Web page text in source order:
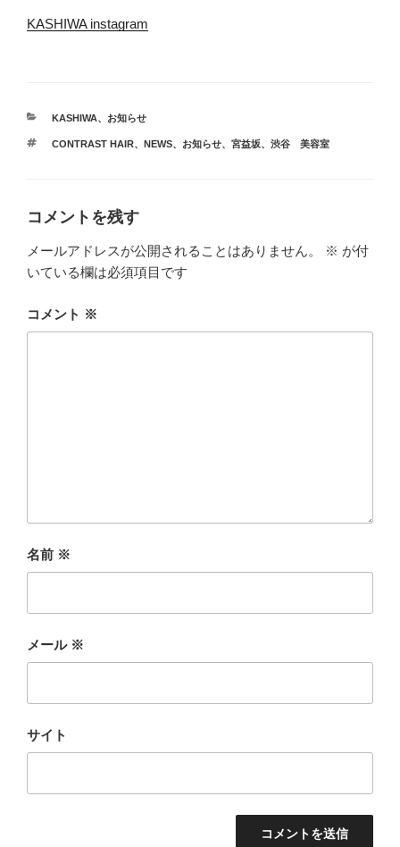
KASHIWA instagram
カ
ゴ
KASHIWA、 お知らせ
タ
CONTRAST HAIR、 NEWS、 お知らせ、 宮益坂、 渋谷 美容室
コメントを残す
メールアドレスが公開されることはありません。 ※ が付
いている欄は必須項目です
コメント ※
名前 ※
メール ※
サイト